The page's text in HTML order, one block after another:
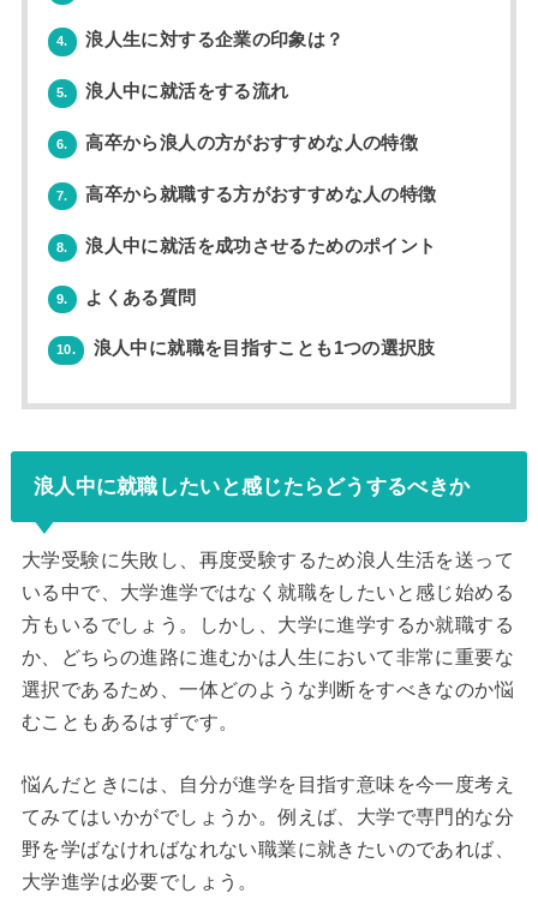
4. 浪人生に対する企業の印象は？
5. 浪人中に就活をする流れ
6. 高卒から浪人の方がおすすめな人の特徴
7. 高卒から就職する方がおすすめな人の特徴
8. 浪人中に就活を成功させるためのポイント
9. よくある質問
10. 浪人中に就職を目指すことも1つの選択肢
浪人中に就職したいと感じたらどうするべきか
大学受験に失敗し、再度受験するため浪人生活を送って
いる中で、大学進学ではなく就職をしたいと感じ始める
方もいるでしょう。しかし、大学に進学するか就職する
か、どちらの進路に進むかは人生において非常に重要な
選択であるため、一体どのような判断をすべきなのか悩
むこともあるはずです。
悩んだときには、自分が進学を目指す意味を今一度考え
てみてはいかがでしょうか。例えば、大学で専門的な分
野を学ばなければなれない職業に就きたいのであれば、
大学進学は必要でしょう。